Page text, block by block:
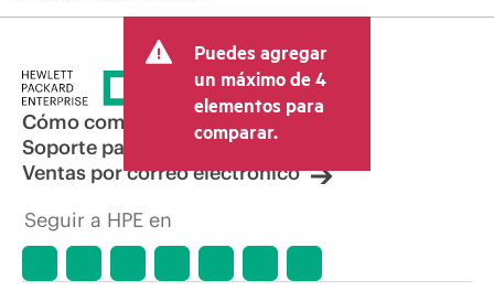
Puedes agregar
un máximo de 4
elementos para
comparar.
Cómo comprar
Soporte para productos
Ventas por correo electrónico
Seguir a HPE en